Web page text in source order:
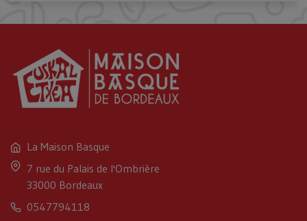
La Maison Basque
7 rue du Palais de l'Ombrière
33000 Bordeaux
0547794118